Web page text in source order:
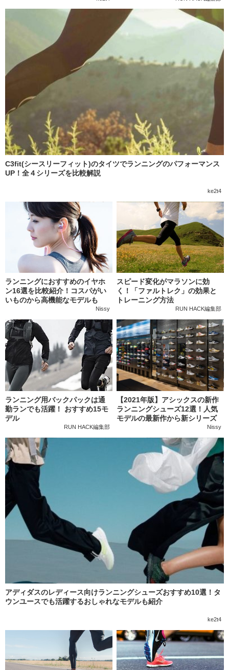
C3fit(シースリーフィット)のタイツでランニングのパフォーマンス
UP！全４シリーズを比較解説
ke2t4
ランニングにおすすめのイヤホ
ン16選を比較紹介！コスパがい
いものから高機能なモデルも
Nissy
スピード変化がマラソンに効
く！「ファルトレク」の効果と
トレーニング方法
RUN HACK編集部
ランニング用バックパックは通
勤ランでも活躍！ おすすめ15モ
デル
RUN HACK編集部
【2021年版】アシックスの新作
ランニングシューズ12選！人気
モデルの最新作から新シリーズ
Nissy
アディダスのレディース向けランニングシューズおすすめ10選！タ
ウンユースでも活躍するおしゃれなモデルも紹介
ke2t4